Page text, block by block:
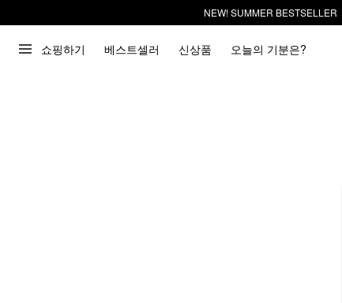
NEW! SUMMER BESTSELLER
쇼핑하기 베스트셀러 신상품 오늘의 기분은?